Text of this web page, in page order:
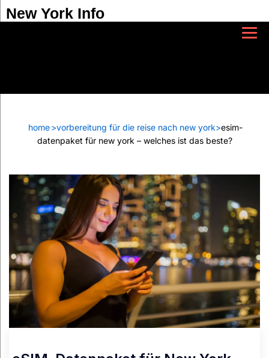
New York Info
home >vorbereitung für die reise nach new york>esim-
datenpaket für new york – welches ist das beste?